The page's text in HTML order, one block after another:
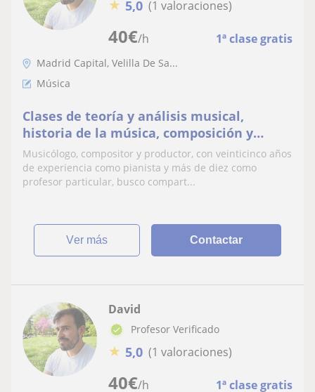
40€/h 1ª clase gratis
★ 5,0 (1 valoraciones)
Madrid Capital, Velilla De Sa...
Música
Clases de teoría y análisis musical,
historia de la música, composición y
producción
Musicólogo, compositor y productor, con veinticinco años
de experiencia como pianista y más de diez como
profesor particular, busco compart...
ver más Contactar
40€/h 1ª clase gratis
David
Profesor Verificado
★ 5,0 (1 valoraciones)